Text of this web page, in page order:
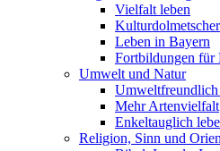
Vielfalt leben
Leben in Bayern
Fortbildungen für
Umwelt und Natur
Umweltfreundlich
Mehr Artenvielfalt
Enkeltauglich
Religion, Sinn und